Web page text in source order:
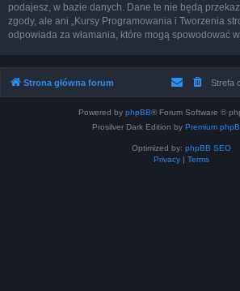
podajesz, w bazie danych. Dane te nie będą
zgody, ale ani „Kursy Programowania i Tworzenia
odpowiada za włamania, które mogą spowodować
Strona główna forum Strefa
Powered by phpBB® Forum Software ©
Prosilver Dark Edition by Premium
Optimized by: phpBB SEO
Privacy| Terms